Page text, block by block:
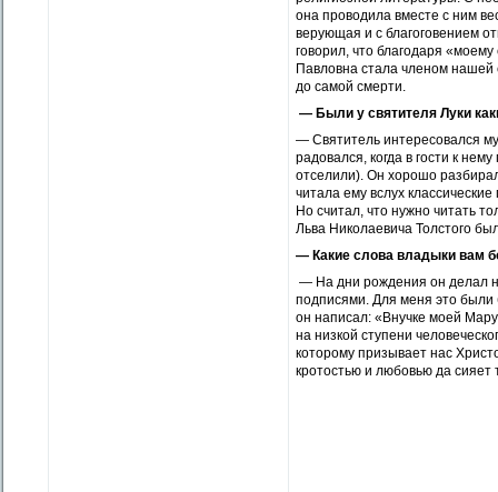
она проводила вместе с ним
верующая и с благоговением
говорил, что благодаря
Павловна стала членом
до самой смерти.
— Были у святителя Луки
— Святитель интересовался
радовался, когда в гости к
отселили). Он хорошо
читала ему вслух
Но считал, что нужно читать
Льва Николаевича Толстого
— Какие слова владыки вам
— На дни рождения он делал
подписями. Для меня это были
он написал: «Внучке моей
на низкой ступени
которому призывает нас
кротостью и любовью да сияет